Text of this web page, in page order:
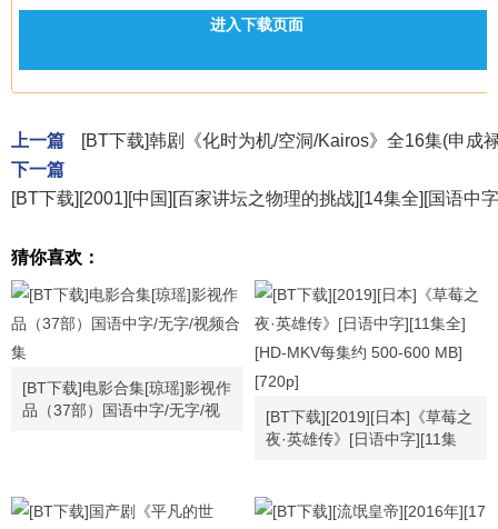
进入下载页面
上一篇
[BT下载]韩剧《化时为机/空洞/Kairos》全16集(申成
下一篇
[BT下载][2001][中国][百家讲坛之物理的挑战][14集全][国语中
猜你喜欢：
[BT下载]电影合集[琼瑶]影视作
品（37部）国语中字/无字/视
[BT下载][2019][日本]《草莓之
夜·英雄传》[日语中字][11集